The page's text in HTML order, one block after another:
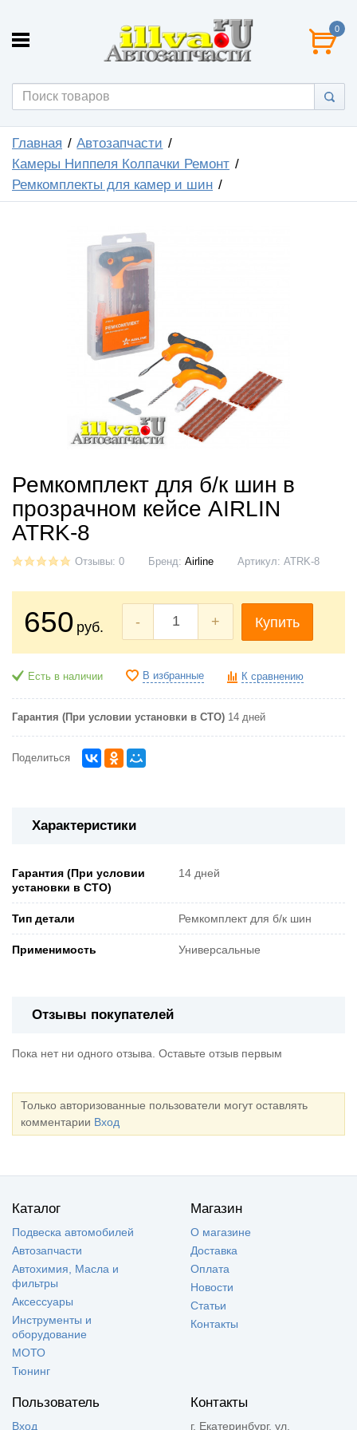
0
Главная
Автозапчасти
Камеры Ниппеля Колпачки Ремонт
Ремкомплекты для камер и шин
Ремкомплект для б/к шин в
прозрачном кейсе AIRLIN
ATRK-8
Отзывы: 0 Бренд: Airline Артикул: ATRK-8
650 руб. - + Купить
Есть в наличии В избранные К сравнению
Гарантия (При условии установки в СТО) 14 дней
Поделиться
Характеристики
Гарантия (При условии
установки в СТО)
14 дней
Тип детали Ремкомплект для б/к шин
Применимость Универсальные
Отзывы покупателей
Пока нет ни одного отзыва. Оставьте отзыв первым
Только авторизованные пользователи могут оставлять
комментарии Вход
Каталог
Подвеска автомобилей
Автозапчасти
Автохимия, Масла и
фильтры
Аксессуары
Инструменты и
оборудование
МОТО
Тюнинг
Магазин
О магазине
Доставка
Оплата
Новости
Статьи
Контакты
Пользователь
Вход
Контакты
г. Екатеринбург, ул.